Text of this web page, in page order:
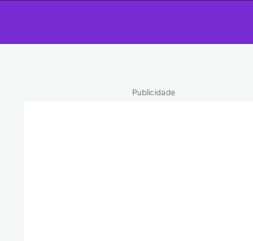
Publicidade